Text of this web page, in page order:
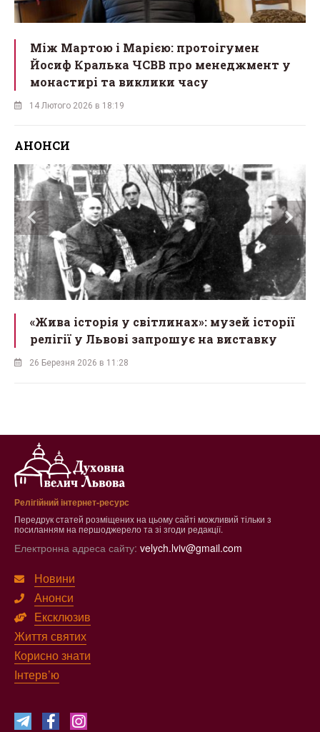
Між Мартою і Марією: протоігумен
Йосиф Кралька ЧСВВ про менеджмент у
монастирі та виклики часу
14 Лютого 2026 в 18:19
АНОНСИ
«Жива історія у світлинах»: музей історії
релігії у Львові запрошує на виставку
26 Березня 2026 в 11:28
Релігійний інтернет-ресурс
Передрук статей розміщених на цьому сайті можливий тільки з
посиланням на першоджерело та зі згоди редакції.
Електронна адреса сайту: velych.lviv@gmail.com
Новини
Анонси
Ексклюзив
Життя святих
Корисно знати
Інтерв’ю